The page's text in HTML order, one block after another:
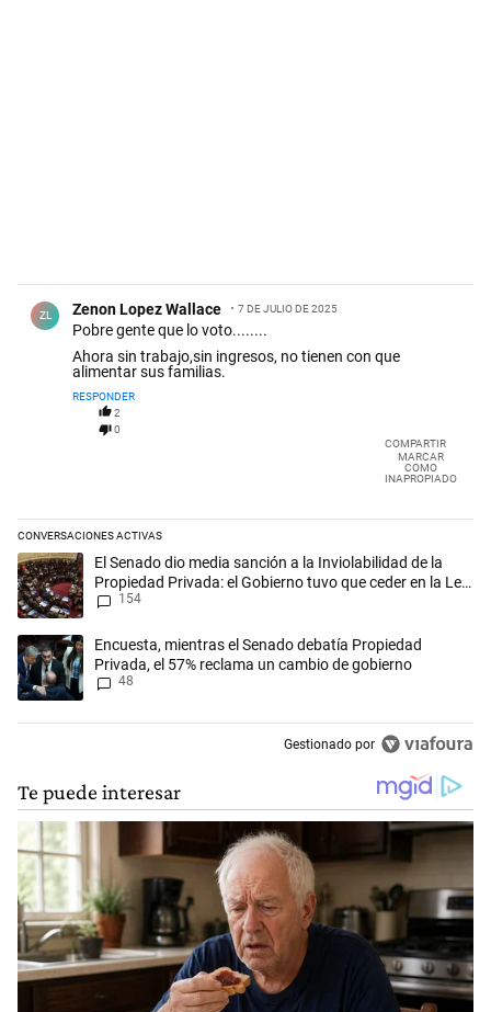
ZL Zenon Lopez Wallace 7 DE JULIO DE 2025
Pobre gente que lo voto........
Ahora sin trabajo,sin ingresos, no tienen con que
alimentar sus familias.
RESPONDER
2
0
COMPARTIR
MARCAR
COMO
INAPROPIADO
CONVERSACIONES ACTIVAS
Este listado muestra los artículos con más comentarios en los
Un artículo de tendencia con el título "El Senado dio media sanción a
El Senado dio media sanción a la Inviolabilidad de la
Propiedad Privada: el Gobierno tuvo que ceder en la Ley
del Manejo del Fuego
154
Un artículo de tendencia con el título "Encuesta, mientras el Senado
Encuesta, mientras el Senado debatía Propiedad
Privada, el 57% reclama un cambio de gobierno
48
Gestionado por